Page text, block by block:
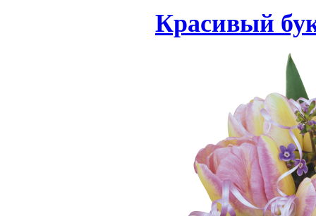
Красивый